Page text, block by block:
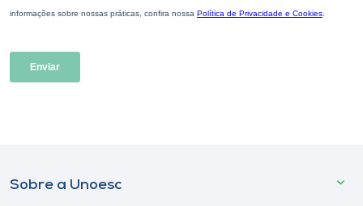
Sobre a Unoesc